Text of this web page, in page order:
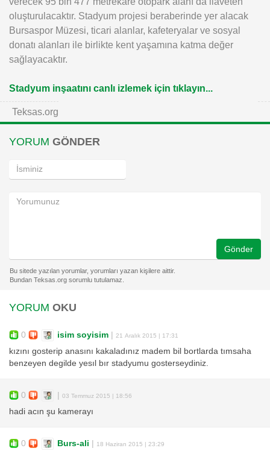
oluşturulacaktır. Stadyum projesi beraberinde yer alacak
Bursaspor Müzesi, ticari alanlar, kafeteryalar ve sosyal
donatı alanları ile birlikte kent yaşamına katma değer
sağlayacaktır.
Stadyum inşaatını canlı izlemek için tıklayın...
Teksas.org
YORUM GÖNDER
Gönder
YORUM OKU
0 isim soyisim | 21 Aralık 2015 | 17:31
kızını gosterip anasını kakaladınız madem bil bortlarda tımsaha
benzeyen degilde yesıl bır stadyumu gosterseydiniz.
0 | 03 Temmuz 2015 | 18:56
hadi acın şu kamerayı
0 Burs-ali | 18 Haziran 2015 | 23:29